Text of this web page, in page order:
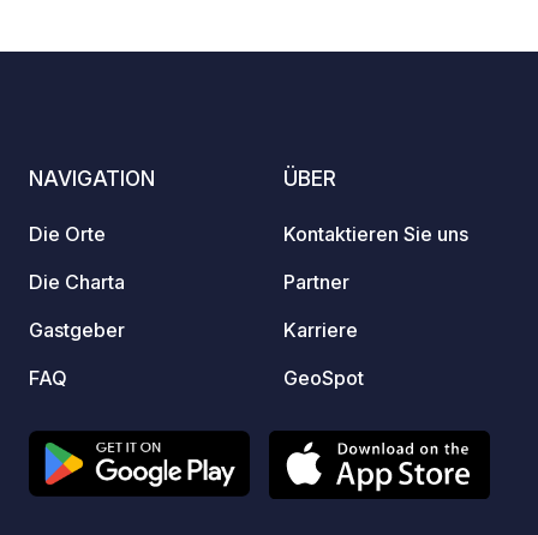
NAVIGATION
Die Orte
Die Charta
Gastgeber
FAQ
ÜBER
Kontaktieren Sie uns
Partner
Karriere
GeoSpot